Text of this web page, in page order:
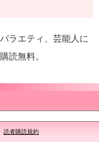
ラエティ、芸能人に
読無料。
読者購読規約